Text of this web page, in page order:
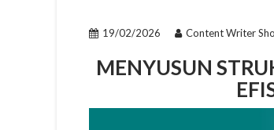
19/02/2026 Content Writer
MENYUSUN